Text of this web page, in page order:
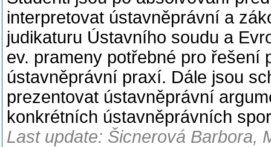
interpretovat ústavněprávní a
judikaturu Ústavního soudu a
ev. prameny potřebné pro řešení
ústavněprávní praxí. Dále jsou
prezentovat ústavněprávní
konkrétních ústavněprávních
Last update: Šicnerová Barbora,